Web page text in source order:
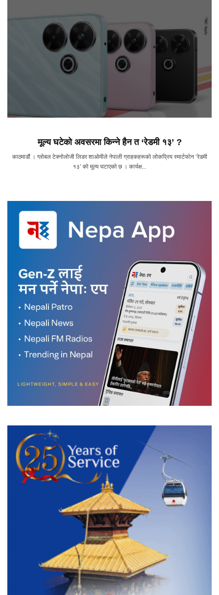
मूल्य घटेको अवसरमा किन्ने हैन त ‘रेडमी १३’ ?
काठमाडौं । ग्लोबल टेक्नोलोजी लिडर शाओमीले नेपाली ग्राहकहरूको लोकप्रिय स्मार्टफोन ‘रेडमी
१३’ को मूल्य घटाएको छ । कार्यक्ष...